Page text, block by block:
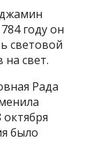
году он
световой
на свет.
Рада
было